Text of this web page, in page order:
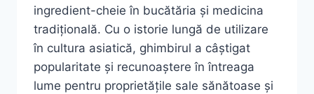
ingredient-cheie în bucătăria și medicina
tradițională. Cu o istorie lungă de utilizare
în cultura asiatică, ghimbirul a câștigat
popularitate și recunoaștere în întreaga
lume pentru proprietățile sale sănătoase și